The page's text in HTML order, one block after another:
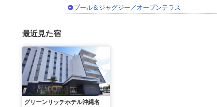
プール＆ジャグジー／オープンテラス
最近見た宿
グリーンリッチホテル沖縄名